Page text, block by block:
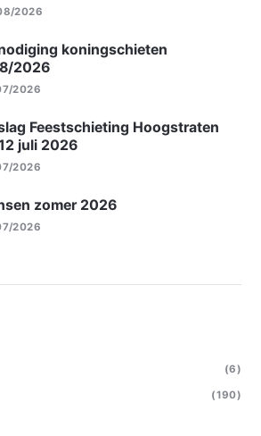
2026
koningschieten
2026
2026
Feestschieting Hoogstraten
juli 2026
2026
zomer 2026
2026
(6)
(190)